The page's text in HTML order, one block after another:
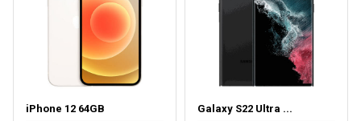
iPhone 12 64GB Galaxy S22 Ultra ...